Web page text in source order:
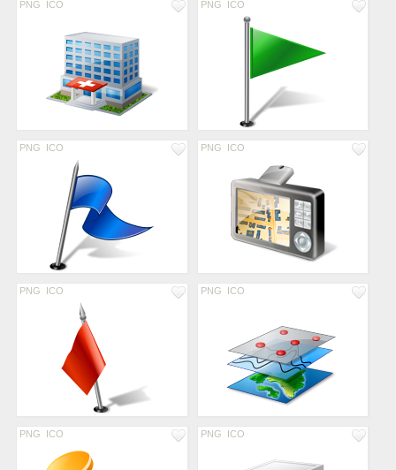
PNG ICO PNG ICO
PNG ICO PNG ICO
PNG ICO PNG ICO
PNG ICO PNG ICO